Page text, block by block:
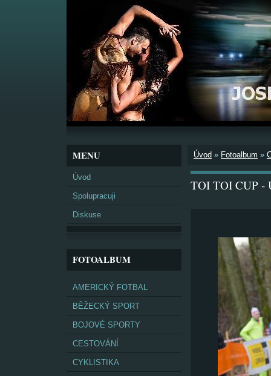
MENU
Úvod
Spolupracuji
Diskuse
FOTOALBUM
AMERICKÝ FOTBAL
BĚŽECKÝ SPORT
BOJOVÉ SPORTY
CESTOVÁNÍ
CYKLISTIKA
Úvod » Fotoalbum »
TOI TOI CUP -